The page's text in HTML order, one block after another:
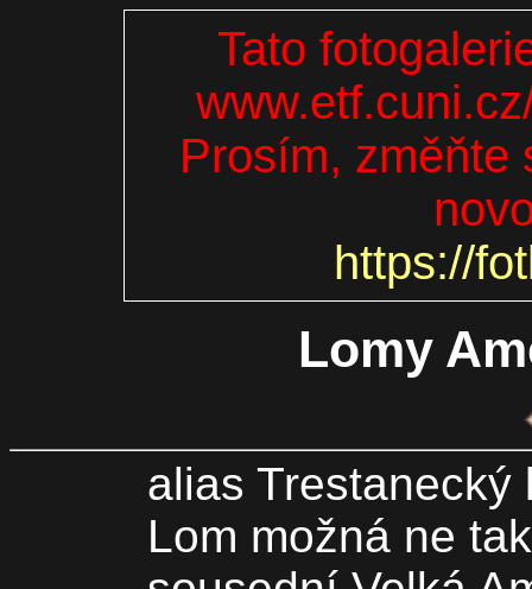
Tato
Prosím, změňte
https://
Lomy
alias Trestanecký
Lom možná ne